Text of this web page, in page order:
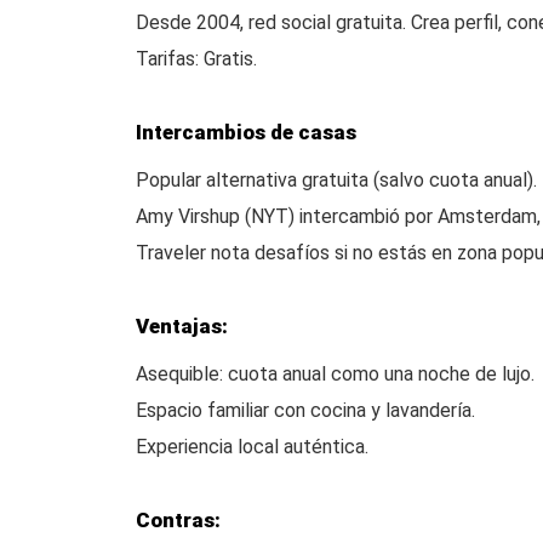
Desde 2004, red social gratuita. Crea perfil,
Tarifas: Gratis.
Intercambios de casas
Popular alternativa gratuita (salvo cuota
Amy Virshup (NYT) intercambió por
Traveler nota desafíos si no estás en zona
Ventajas:
Asequible: cuota anual como una noche de lujo.
Espacio familiar con cocina y lavandería.
Experiencia local auténtica.
Contras: